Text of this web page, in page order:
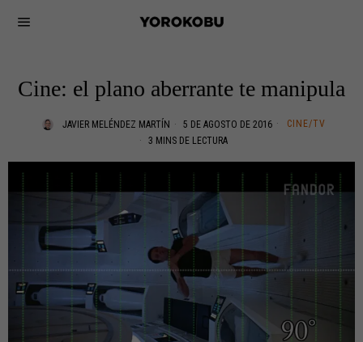
Cine: el plano aberrante te manipula
JAVIER MELÉNDEZ MARTÍN 5 DE AGOSTO DE 2016
CINE/TV
3 MINS DE LECTURA